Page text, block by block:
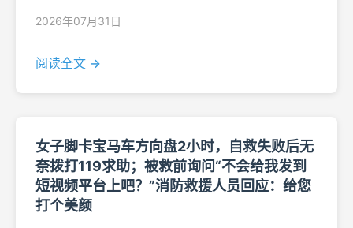
2026年07月31日
阅读全文 →
女子脚卡宝马车方向盘2小时，自救失败后无
奈拨打119求助；被救前询问“不会给我发到
短视频平台上吧？”消防救援人员回应：给您
打个美颜